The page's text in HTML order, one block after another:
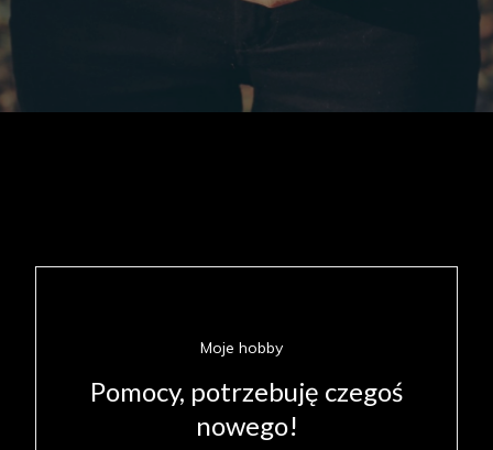
Moje hobby
Pomocy, potrzebuję czegoś
nowego!